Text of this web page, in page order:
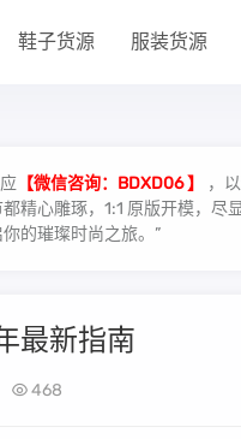
鞋子货源 服装货源
【微信咨询：BDXD06 】
，
精心雕琢，1:1 原版开模，
的璀璨时尚之旅。”
最新指南
468